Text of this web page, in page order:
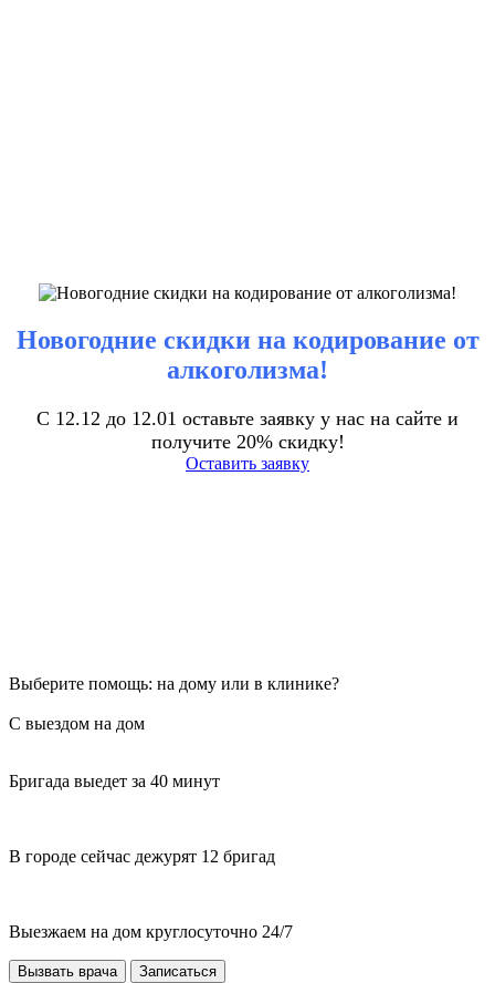
Новогодние скидки на кодирование от
алкоголизма!
С 12.12 до 12.01 оставьте заявку у нас на сайте и
получите 20% скидку!
Оставить заявку
Выберите помощь: на дому или в клинике?
С выездом на дом
Бригада выедет за 40 минут
В городе сейчас дежурят 12 бригад
Выезжаем на дом круглосуточно 24/7
Вызвать врача Записаться